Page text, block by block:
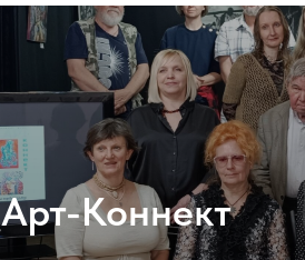
Арт-Коннект